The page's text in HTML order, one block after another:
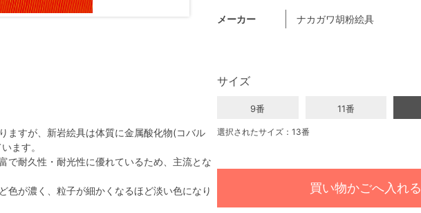
ますが、新岩絵具は体質に金属酸化物(コバル
ます。
で耐久性・耐光性に優れているため、主流とな
色が濃く、粒子が細かくなるほど淡い色になり
メーカー ナカガワ胡粉絵具
サイズ
9番 11番
選択されたサイズ：13番
買い物かごへ入れる